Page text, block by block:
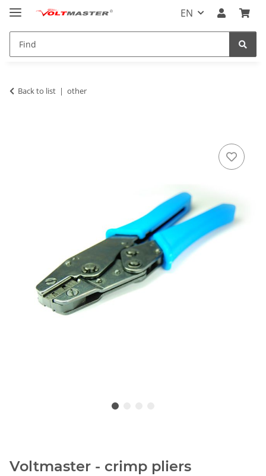
EN
Back to list other
Voltmaster - crimp pliers